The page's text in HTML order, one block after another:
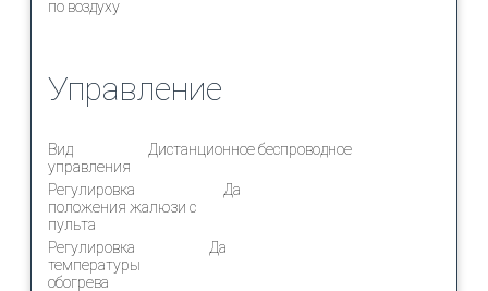
по воздуху
Управление
Вид
управления
Дистанционное беспроводное
Регулировка
положения жалюзи с
пульта
Да
Регулировка
температуры
обогрева
Да